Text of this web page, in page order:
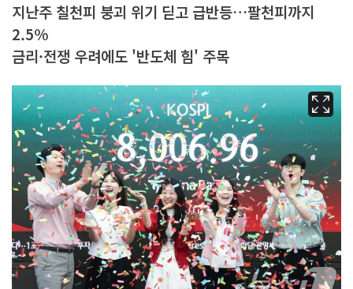
지난주 칠천피 붕괴 위기 딛고 급반등…팔천피까지
2.5%
금리·전쟁 우려에도 '반도체 힘' 주목